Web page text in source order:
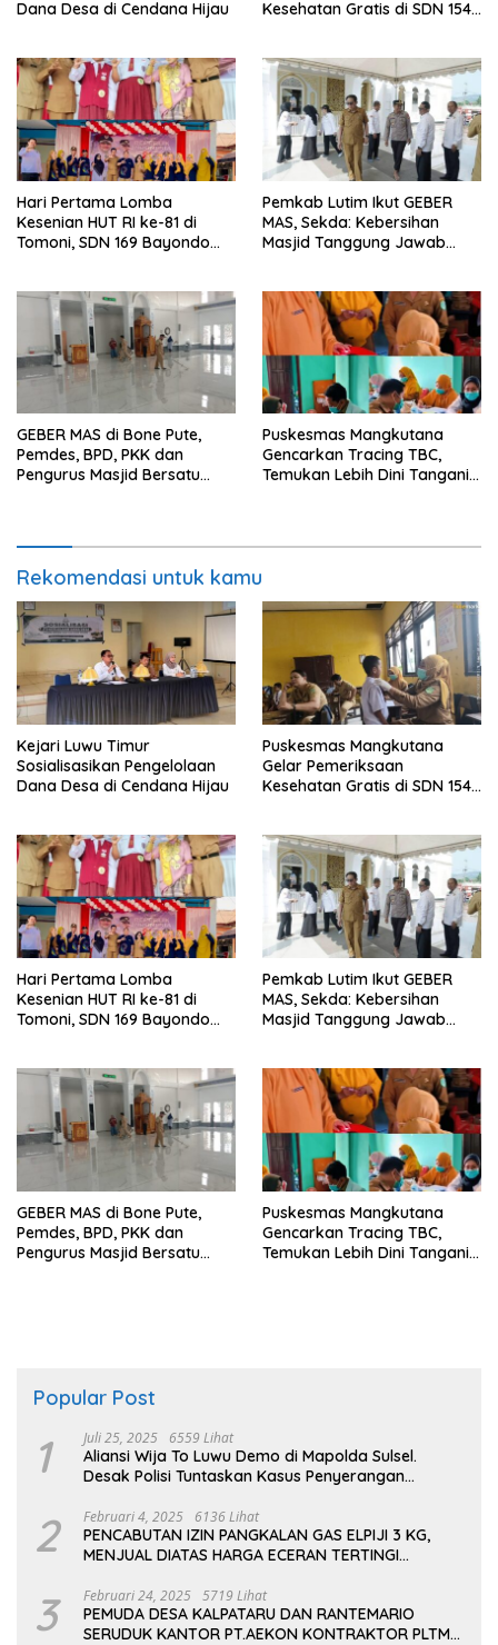
Dana Desa di Cendana Hijau
Kesehatan Gratis di SDN 154
Hari Pertama Lomba
Kesenian HUT RI ke-81 di
Tomoni, SDN 169 Bayondo
Pemkab Lutim Ikut GEBER
MAS, Sekda: Kebersihan
Masjid Tanggung Jawab
GEBER MAS di Bone Pute,
Pemdes, BPD, PKK dan
Pengurus Masjid Bersatu
Puskesmas Mangkutana
Gencarkan Tracing TBC,
Temukan Lebih Dini Tangani
Rekomendasi untuk kamu
Kejari Luwu Timur
Sosialisasikan Pengelolaan
Dana Desa di Cendana Hijau
Puskesmas Mangkutana
Gelar Pemeriksaan
Kesehatan Gratis di SDN 154
Hari Pertama Lomba
Kesenian HUT RI ke-81 di
Tomoni, SDN 169 Bayondo
Pemkab Lutim Ikut GEBER
MAS, Sekda: Kebersihan
Masjid Tanggung Jawab
GEBER MAS di Bone Pute,
Pemdes, BPD, PKK dan
Pengurus Masjid Bersatu
Puskesmas Mangkutana
Gencarkan Tracing TBC,
Temukan Lebih Dini Tangani
Popular Post
1 Juli 25, 2025 6559 Lihat
Aliansi Wija To Luwu Demo di Mapolda Sulsel.
Desak Polisi Tuntaskan Kasus Penyerangan
2 Februari 4, 2025 6136 Lihat
PENCABUTAN IZIN PANGKALAN GAS ELPIJI 3 KG,
MENJUAL DIATAS HARGA ECERAN TERTINGI
3 Februari 24, 2025 5719 Lihat
PEMUDA DESA KALPATARU DAN RANTEMARIO
SERUDUK KANTOR PT.AEKON KONTRAKTOR PLTMH